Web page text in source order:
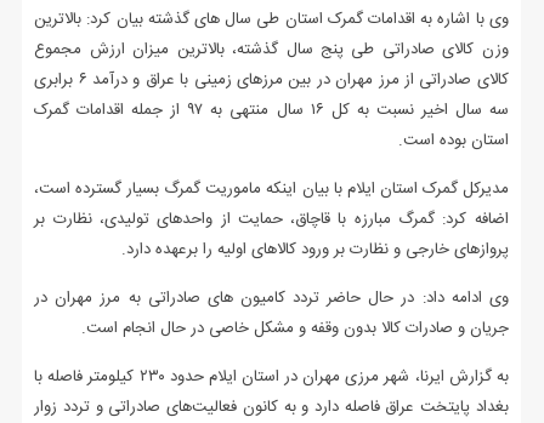
وی با اشاره به اقدامات گمرک استان طی سال های گذشته بیان کرد: بالاترین
وزن کالای صادراتی طی پنج سال گذشته، بالاترین میزان ارزش مجموع
کالای صادراتی از مرز مهران در بین مرزهای زمینی با عراق و درآمد ۶ برابری
سه سال اخیر نسبت به کل ۱۶ سال منتهی به ۹۷ از جمله اقدامات گمرک
استان بوده است.
مدیرکل گمرک استان ایلام با بیان اینکه ماموریت گمرگ بسیار گسترده است،
اضافه کرد: گمرگ مبارزه با قاچاق، حمایت از واحدهای تولیدی، نظارت بر
پروازهای خارجی و نظارت بر ورود کالاهای اولیه را برعهده دارد.
وی ادامه داد: در حال حاضر تردد کامیون های صادراتی به مرز مهران در
جریان و صادرات کالا بدون وقفه و مشکل خاصی در حال انجام است.
به گزارش ایرنا، شهر مرزی مهران در استان ایلام حدود ۲۳۰ کیلومتر فاصله با
بغداد پایتخت عراق فاصله دارد و به کانون فعالیت‌های صادراتی و تردد زوار